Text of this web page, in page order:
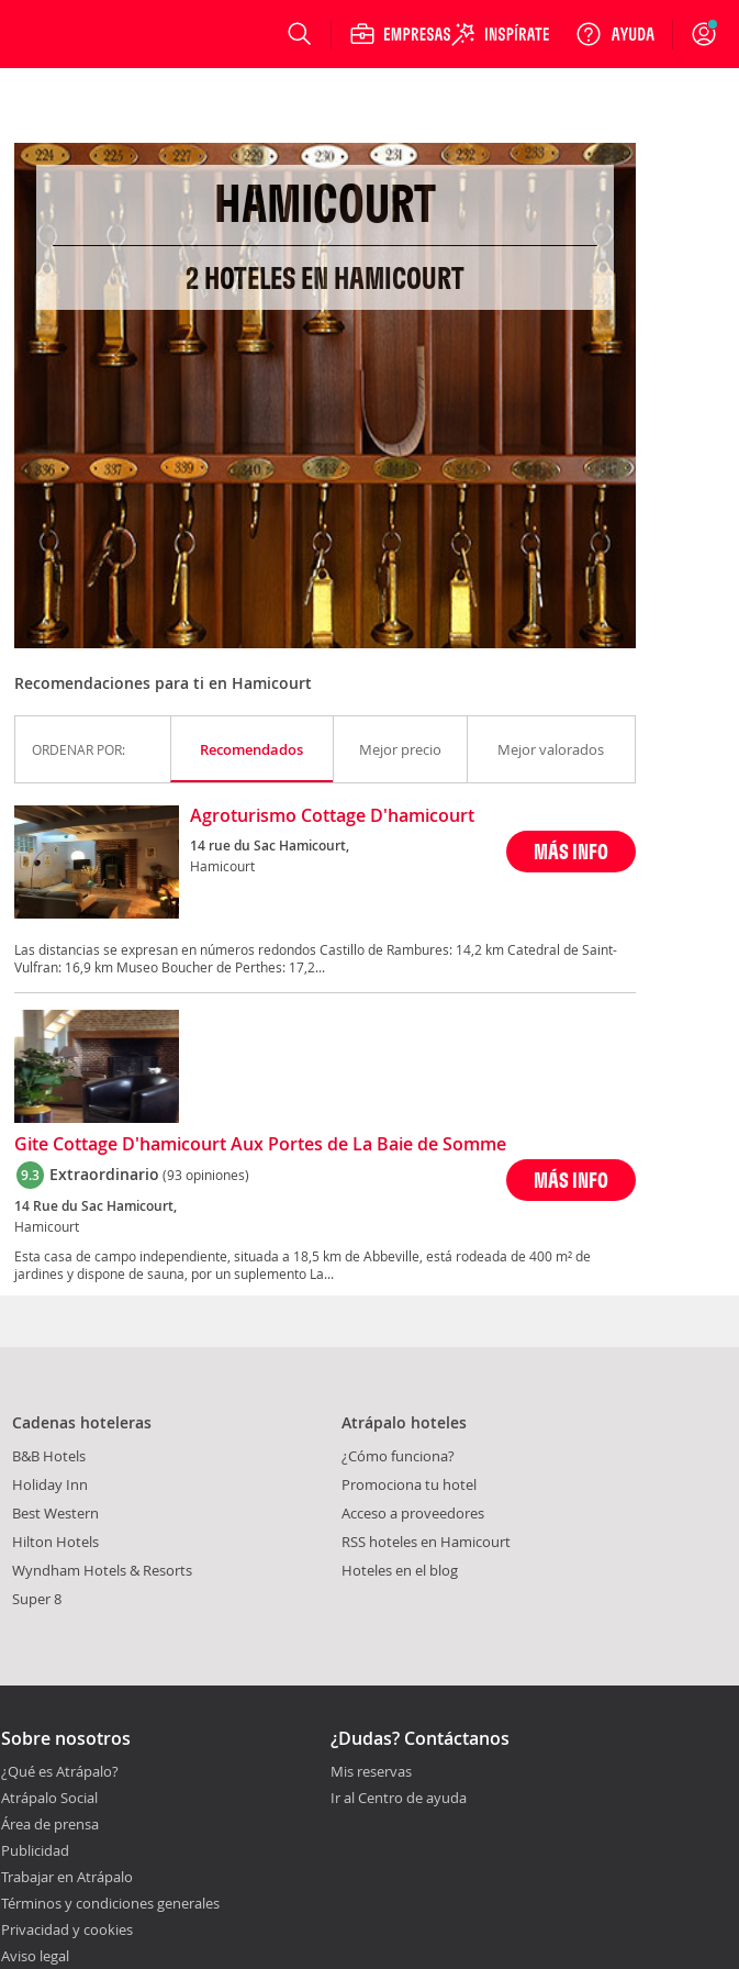
Login
HAMICOURT
2 HOTELES EN HAMICOURT
Recomendaciones para ti en Hamicourt
ORDENAR POR: Recomendados Mejor precio Mejor valorados
Agroturismo Cottage D'hamicourt
14 rue du Sac Hamicourt,
Hamicourt
MÁS INFO
Las distancias se expresan en números redondos Castillo de Rambures: 14,2 km Catedral de Saint-
Vulfran: 16,9 km Museo Boucher de Perthes: 17,2...
Gite Cottage D'hamicourt Aux Portes de La Baie de Somme
9.3 Extraordinario (93 opiniones)
14 Rue du Sac Hamicourt,
Hamicourt
MÁS INFO
Esta casa de campo independiente, situada a 18,5 km de Abbeville, está rodeada de 400 m² de
jardines y dispone de sauna, por un suplemento La...
Cadenas hoteleras
B&B Hotels
Holiday Inn
Best Western
Hilton Hotels
Wyndham Hotels & Resorts
Super 8
Atrápalo hoteles
¿Cómo funciona?
Promociona tu hotel
Acceso a proveedores
RSS hoteles en Hamicourt
Hoteles en el blog
Sobre nosotros
¿Qué es Atrápalo?
Atrápalo Social
Área de prensa
Publicidad
Trabajar en Atrápalo
Términos y condiciones generales
Privacidad y cookies
Aviso legal
¿Dudas? Contáctanos
Mis reservas
Ir al Centro de ayuda